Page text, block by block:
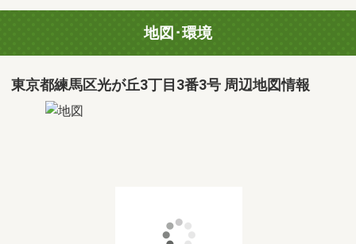
地図･環境
東京都練馬区光が丘3丁目3番3号 周辺地図情報